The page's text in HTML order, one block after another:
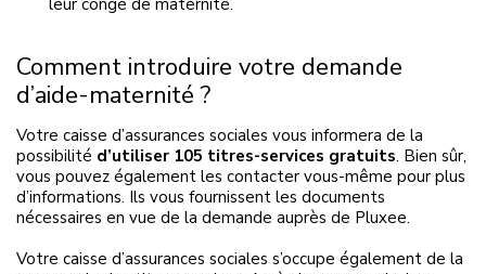
leur congé de maternité.
Comment introduire votre demande
d’aide-maternité ?
Votre caisse d’assurances sociales vous informera de la
possibilité d’utiliser 105 titres-services gratuits. Bien sûr,
vous pouvez également les contacter vous-même pour plus
d’informations. Ils vous fournissent les documents
nécessaires en vue de la demande auprès de Pluxee.
Votre caisse d’assurances sociales s’occupe également de la